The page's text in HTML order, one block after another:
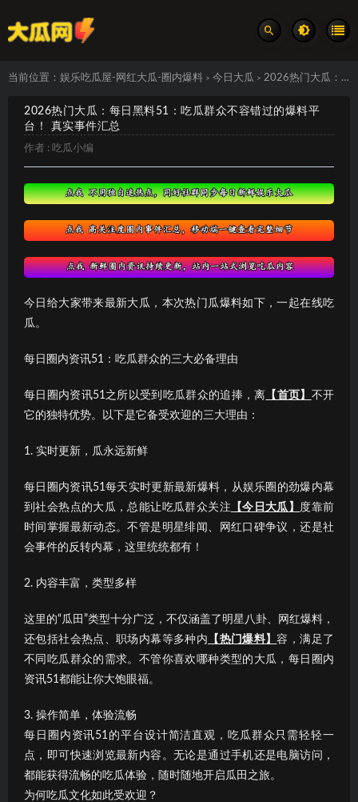
当前位置： 娱乐吃瓜屋-网红大瓜-圈内爆料 > 今日大瓜 > 2026热门大瓜：每日黑料51：吃瓜群众不容错过的爆料平台！ 真实事件汇总
2026热门大瓜：每日黑料51：吃瓜群众不容错过的爆料平
台！ 真实事件汇总
作者 : 吃瓜小编
今日给大家带来最新大瓜，本次热门瓜爆料如下，一起在线吃
瓜。
每日圈内资讯51：吃瓜群众的三大必备理由
每日圈内资讯51之所以受到吃瓜群众的追捧，离 【首页】 不开
它的独特优势。以下是它备受欢迎的三大理由：
1. 实时更新，瓜永远新鲜
每日圈内资讯51每天实时更新最新爆料，从娱乐圈的劲爆内幕
到社会热点的大瓜，总能让吃瓜群众关注 【今日大瓜】
度靠前
时间掌握最新动态。不管是明星绯闻、网红口碑争议，还是社
会事件的反转内幕，这里统统都有！
2. 内容丰富，类型多样
这里的“瓜田”类型十分广泛，不仅涵盖了明星八卦、网红爆料，
还包括社会热点、职场内幕等多种内 【热门爆料】容，满足了
不同吃瓜群众的需求。不管你喜欢哪种类型的大瓜，每日圈内
资讯51都能让你大饱眼福。
3. 操作简单，体验流畅
每日圈内资讯51的平台设计简洁直观，吃瓜群众只需轻轻一
点，即可快速浏览最新内容。无论是通过手机还是电脑访问，
都能获得流畅的吃瓜体验，随时随地开启瓜田之旅。
为何吃瓜文化如此受欢迎？